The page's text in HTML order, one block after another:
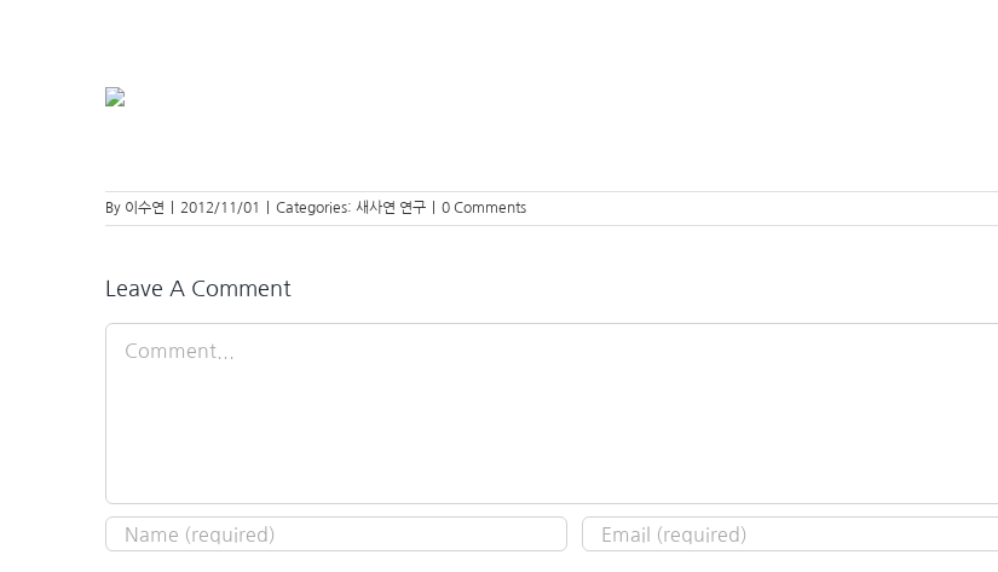
By 이수연 2012/11/01 Categories: 새사연 연구 0 Comments
Leave A Comment